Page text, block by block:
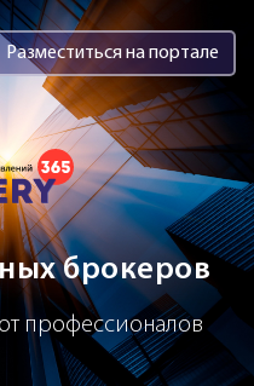
кредитных
Разместиться на портале
брокеров
профессионалов